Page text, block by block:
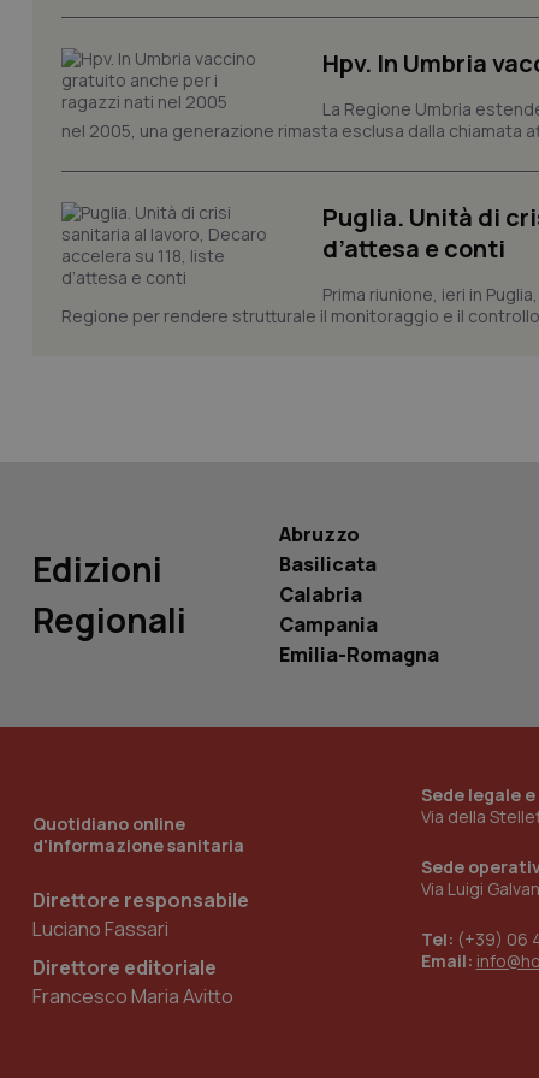
Hpv. In Umbria
La Regione Umbria
nel 2005, una generazione rimasta esclusa dalla chiamata
Puglia. Unità di
d’attesa e conti
Prima riunione, ieri in
Regione per rendere strutturale il monitoraggio e il
Edizioni
Regionali
Abruzzo
Basilicata
Calabria
Campania
Emilia-Romagna
Quotidiano online
d'informazione sanitaria
Direttore responsabile
Luciano Fassari
Direttore editoriale
Francesco Maria Avitto
Sede legale
Via della
Sede
Via Luigi
Tel: (+39) 06
Email:
tracking-enable
tracking-sites-
_ga
_ga_KM60CM4NPH
_ga_0VMQEQKQ1N
__Secure-YNID